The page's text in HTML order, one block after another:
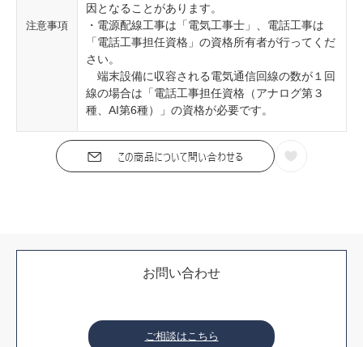
注意事項
因となることがあります。
・電源配線工事は「電気工事士」、電話工事は
「電話工事担任資格」の資格所有者が行ってくだ
さい。
端末設備に収容される電気通信回線の数が１回
線の場合は「電話工事担任資格（アナログ第３
種、AI第6種）」の資格が必要です。
お問い合わせ
ご相談はこちら